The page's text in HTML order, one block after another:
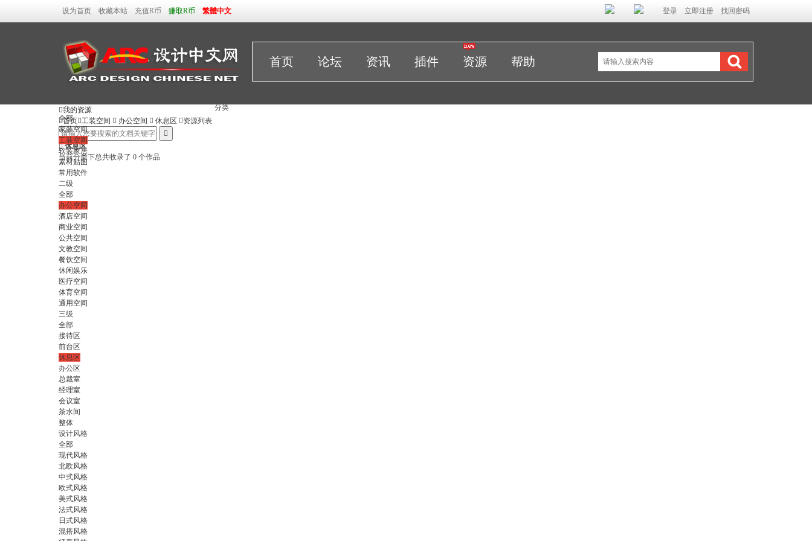
设为首页 收藏本站 充值R币 赚取R币 繁體中文 登录 立即注册 找回密码
首页 论坛 资讯 插件 资源 帮助
我的资源
首页工装空间  办公空间  休息区 资源列表

休息区
当前分类下总共收录了 0 个作品
分类
全部
家装空间
工装空间
软装家居
素材贴图
常用软件
二级
全部
办公空间
酒店空间
商业空间
公共空间
文教空间
餐饮空间
休闲娱乐
医疗空间
体育空间
通用空间
三级
全部
接待区
前台区
休息区
办公区
总裁室
经理室
会议室
茶水间
整体
设计风格
全部
现代风格
北欧风格
中式风格
欧式风格
美式风格
法式风格
日式风格
混搭风格